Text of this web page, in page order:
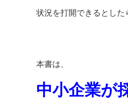
状況を打開できるとした
本書は、
中小企業が